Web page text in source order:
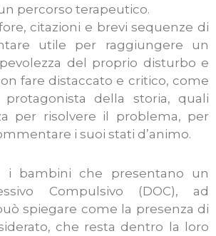
percorso terapeutico.
citazioni e brevi sequenze di
utile per raggiungere un
del proprio disturbo e
fare distaccato e critico, come
della storia, quali
per risolvere il problema, per
i suoi stati d’animo.
i bambini che presentano un
Compulsivo (DOC), ad
spiegare come la presenza di
che resta dentro la loro